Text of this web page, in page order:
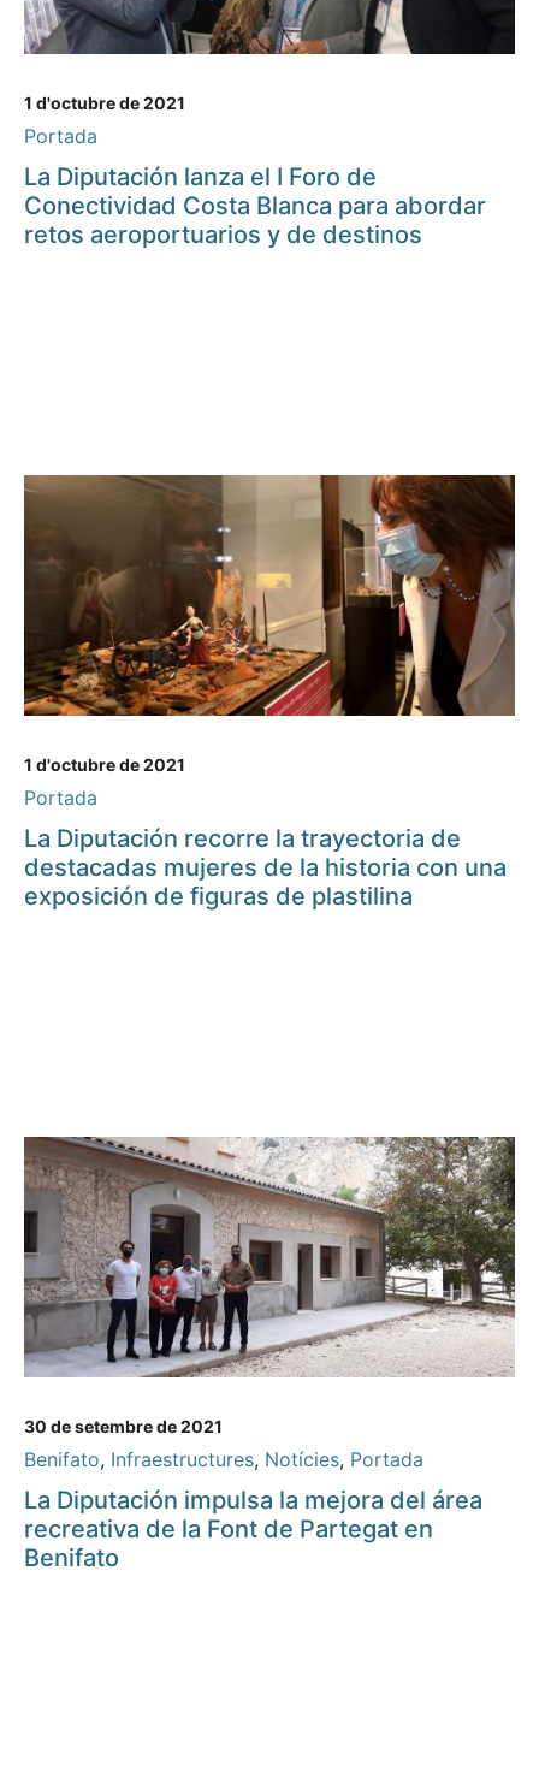
1 d'octubre de 2021
Portada
La Diputación lanza el I Foro de
Conectividad Costa Blanca para abordar
retos aeroportuarios y de destinos
1 d'octubre de 2021
Portada
La Diputación recorre la trayectoria de
destacadas mujeres de la historia con una
exposición de figuras de plastilina
30 de setembre de 2021
Benifato, Infraestructures, Notícies, Portada
La Diputación impulsa la mejora del área
recreativa de la Font de Partegat en
Benifato